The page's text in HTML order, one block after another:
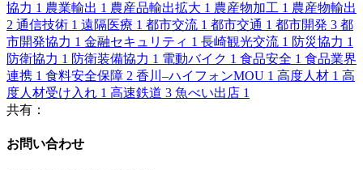
協力 1 農業輸出 1 農産品輸出拡大 1 農産物加工 1 農産物輸出
2 通信技術 1 遠隔医療 1 都市交流 1 都市交通 1 都市開発 3 都
市開発協力 1 金融セキュリティ 1 長崎観光交流 1 防災協力 1
防衛協力 1 防衛装備協力 1 電動バイク 1 食品安全 1 食品業界
連携 1 食料安全保障 2 香川–ハイフォンMOU 1 高度人材 1 高
度人材受け入れ 1 高速鉄道 3 魚べい出店 1
共有：
お問い合わせ​